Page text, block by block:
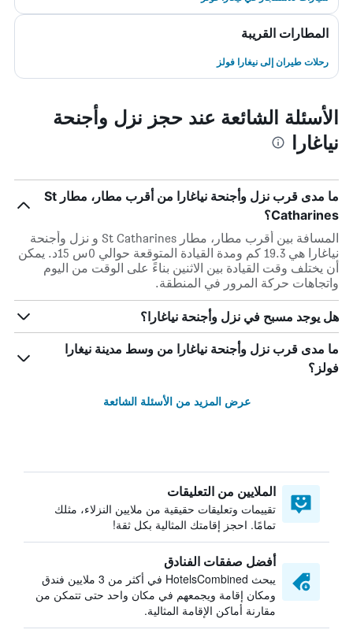
المطارات القريبة
رحلات طيران إلى نيغارا فولز
الأسئلة الشائعة عند حجز نزل وأجنحة
نياغارا
ما مدى قرب نزل وأجنحة نياغارا من أقرب مطار، مطار St
Catharines؟
المسافة بين أقرب مطار، مطار St Catharines و نزل وأجنحة
نياغارا هي 19.3 كم ومدة القيادة المتوقعة حوالي 0س 15د. يمكن
أن يختلف وقت القيادة بين الاثنين بناءً على الوقت من اليوم
واتجاهات حركة المرور في المنطقة.
هل يوجد مسبح في نزل وأجنحة نياغارا؟
ما مدى قرب نزل وأجنحة نياغارا من وسط مدينة نيغارا
فولز؟
عرض المزيد من الأسئلة الشائعة
الملايين من التعليقات
تقييمات وتعليقات حقيقية من ملايين النزلاء، مثلك
تمامًا. احجز إقامتك المثالية بكل ثقة!
أفضل صفقات الفنادق
يبحث HotelsCombined في أكثر من 3 ملايين فندق
ومكان إقامة ويجمعهم في مكان واحد حتى تتمكن من
مقارنة أماكن الإقامة المثالية.